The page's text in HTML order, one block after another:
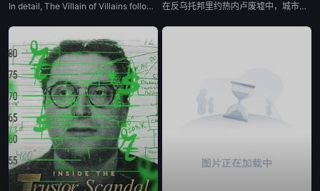
In detail, The Villain of Villains follows 12-year-old rebellious Stephanie, who dreams of becoming a superhero like her late mother but fails the entrance exam to the Hero School. She gets a second chance if she infiltrates the Villain School to retrieve a powerful artefact that's been stolen. At the Villain School, her loyalty is tested, and her search leads her to the Villai... 在反乌托邦里约热内卢废墟中，城市被阶级斗争撕裂，人们沉迷于血腥竞技。一位抵抗运动领袖为拯救妹妹免于遭遇比死亡更惨烈的命运，被迫卷入一场暴力而高风险的竞赛。